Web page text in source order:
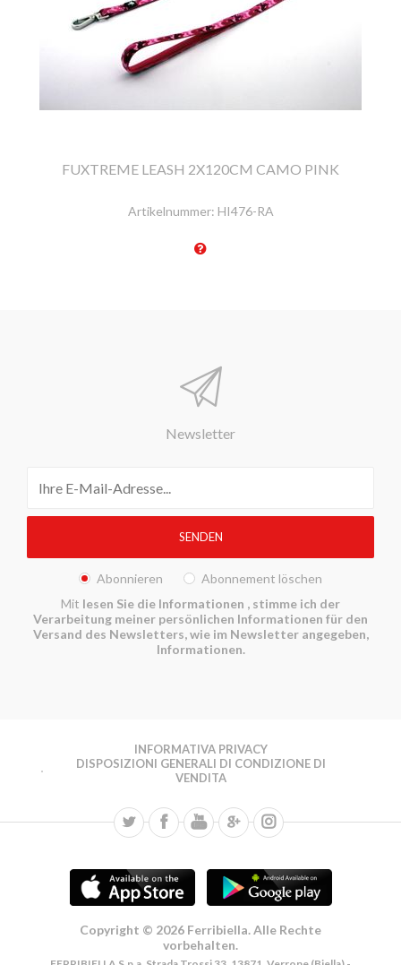
FUXTREME LEASH 2X120CM CAMO PINK
Artikelnummer: HI476-RA
Newsletter
Abonnieren
Abonnement löschen
Mit lesen Sie die Informationen , stimme ich der
Verarbeitung meiner persönlichen Informationen für den
Versand des Newsletters, wie im Newsletter angegeben,
Informationen.
INFORMATIVA PRIVACY
DISPOSIZIONI GENERALI DI CONDIZIONE DI
VENDITA
Copyright © 2026 Ferribiella. Alle Rechte
vorbehalten.